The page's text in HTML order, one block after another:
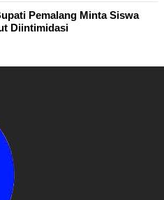
Pemalang Minta Siswa
Diintimidasi